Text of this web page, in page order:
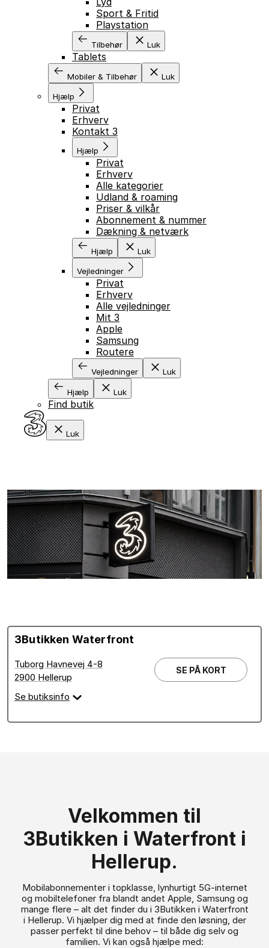
GÅ TIL INDHOLD
Sport & Fritid
Playstation
Tilbehør Luk
Tablets
Mobiler & Tilbehør Luk
Hjælp
Privat
Erhverv
Kontakt 3
Hjælp
Privat
Erhverv
Alle kategorier
Udland & roaming
Priser & vilkår
Abonnement & nummer
Dækning & netværk
Hjælp Luk
Vejledninger
Privat
Erhverv
Alle vejledninger
Mit 3
Apple
Samsung
Routere
Vejledninger Luk
Hjælp Luk
Find butik
Luk
3Butikken Waterfront
Tuborg Havnevej 4-8
2900 Hellerup
Se butiksinfo
SE PÅ KORT
Velkommen til
3Butikken i Waterfront i
Hellerup.
Mobilabonnementer i topklasse, lynhurtigt 5G-internet
og mobiltelefoner fra blandt andet Apple, Samsung og
mange flere – alt det finder du i 3Butikken i Waterfront
i Hellerup. Vi hjælper dig med at finde den løsning, der
passer perfekt til dine behov – til både dig selv og
familien. Vi kan også hjælpe med: